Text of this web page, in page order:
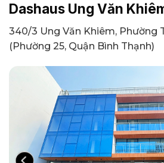
Dashaus Ung Văn
340/3 Ung Văn Khiêm, Phường
(Phường 25, Quận Bình Thạnh)